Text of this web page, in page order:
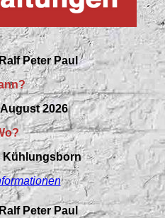
Peter Paul
2026
Kühlungsborn
Peter Paul